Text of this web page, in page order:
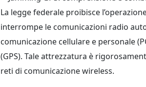
La legge federale proibisce
interrompe le comunicazioni radio
comunicazione cellulare e personale
(GPS). Tale attrezzatura è
reti di comunicazione wireless.